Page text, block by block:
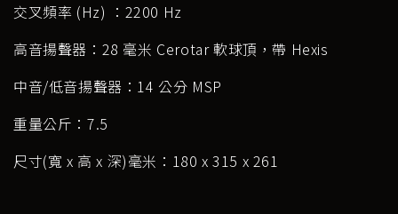
交叉頻率 (Hz) ：2200 Hz
高音揚聲器：28 毫米 Cerotar 軟球頂，帶 Hexis
中音/低音揚聲器：14 公分 MSP
重量公斤：7.5
尺寸(寬 x 高 x 深)毫米：180 x 315 x 261